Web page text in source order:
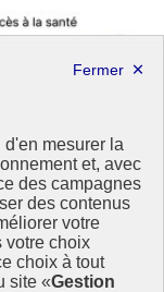
mesurer la
et, avec
des campagnes
des contenus
votre
votre choix
choix à tout
site «Gestion